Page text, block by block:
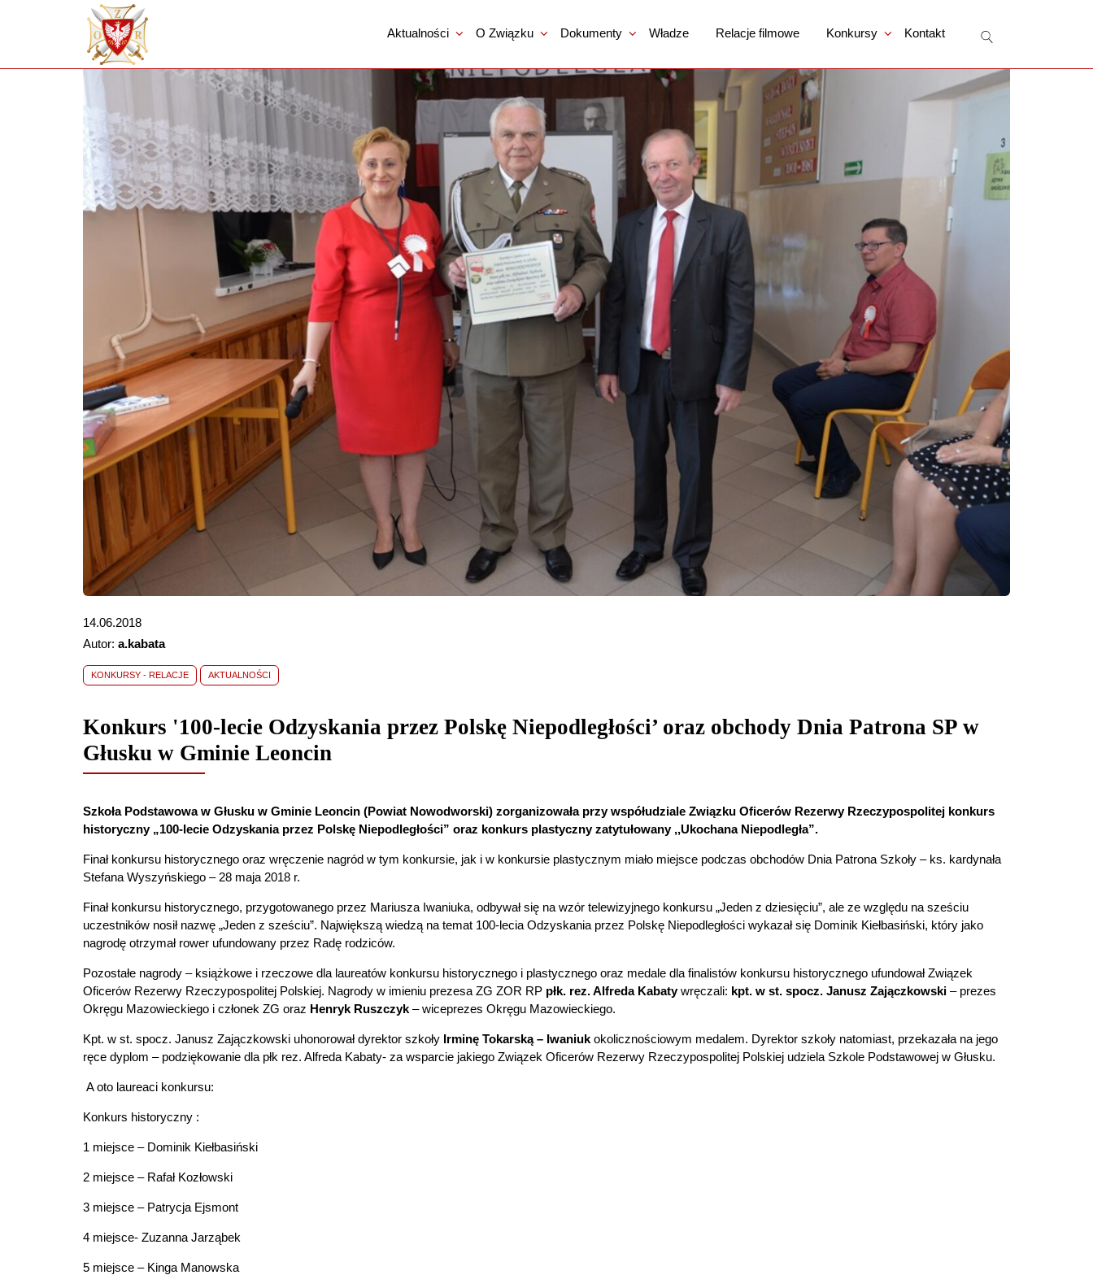
Aktualności O Związku Dokumenty Władze Relacje filmowe Konkursy Kontakt
14.06.2018
Autor: a.kabata
KONKURSY - RELACJE AKTUALNOŚCI
Konkurs '100-lecie Odzyskania przez Polskę Niepodległości’ oraz obchody Dnia Patrona SP w
Głusku w Gminie Leoncin
Szkoła Podstawowa w Głusku w Gminie Leoncin (Powiat Nowodworski) zorganizowała przy współudziale Związku Oficerów Rezerwy Rzeczypospolitej konkurs
historyczny „100-lecie Odzyskania przez Polskę Niepodległości” oraz konkurs plastyczny zatytułowany ,,Ukochana Niepodległa”.
Finał konkursu historycznego oraz wręczenie nagród w tym konkursie, jak i w konkursie plastycznym miało miejsce podczas obchodów Dnia Patrona Szkoły – ks. kardynała
Stefana Wyszyńskiego – 28 maja 2018 r.
Finał konkursu historycznego, przygotowanego przez Mariusza Iwaniuka, odbywał się na wzór telewizyjnego konkursu „Jeden z dziesięciu”, ale ze względu na sześciu
uczestników nosił nazwę „Jeden z sześciu”. Największą wiedzą na temat 100-lecia Odzyskania przez Polskę Niepodległości wykazał się Dominik Kiełbasiński, który jako
nagrodę otrzymał rower ufundowany przez Radę rodziców.
Pozostałe nagrody – książkowe i rzeczowe dla laureatów konkursu historycznego i plastycznego oraz medale dla finalistów konkursu historycznego ufundował Związek
Oficerów Rezerwy Rzeczypospolitej Polskiej. Nagrody w imieniu prezesa ZG ZOR RP płk. rez. Alfreda Kabatywręczali: kpt. w st. spocz. Janusz Zajączkowski – prezes
Okręgu Mazowieckiego i członek ZG oraz Henryk Ruszczyk – wiceprezes Okręgu Mazowieckiego.
Kpt. w st. spocz. Janusz Zajączkowski uhonorował dyrektor szkoły Irminę Tokarską – Iwaniuk okolicznościowym medalem. Dyrektor szkoły natomiast, przekazała na jego
ręce dyplom – podziękowanie dla płk rez. Alfreda Kabaty- za wsparcie jakiego Związek Oficerów Rezerwy Rzeczypospolitej Polskiej udziela Szkole Podstawowej w Głusku.
A oto laureaci konkursu:
Konkurs historyczny :
1 miejsce – Dominik Kiełbasiński
2 miejsce – Rafał Kozłowski
3 miejsce – Patrycja Ejsmont
4 miejsce- Zuzanna Jarząbek
5 miejsce – Kinga Manowska